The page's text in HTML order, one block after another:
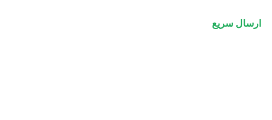
ارسال سریع